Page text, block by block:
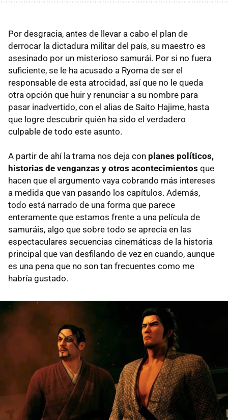
Por desgracia, antes de llevar a cabo el plan de
derrocar la dictadura militar del país, su maestro es
asesinado por un misterioso samurái. Por si no fuera
suficiente, se le ha acusado a Ryoma de ser el
responsable de esta atrocidad, así que no le queda
otra opción que huir y renunciar a su nombre para
pasar inadvertido, con el alias de Saito Hajime, hasta
que logre descubrir quién ha sido el verdadero
culpable de todo este asunto.
A partir de ahí la trama nos deja con planes políticos,
historias de venganzas y otros acontecimientos que
hacen que el argumento vaya cobrando más intereses
a medida que van pasando los capítulos. Además,
todo está narrado de una forma que parece
enteramente que estamos frente a una película de
samuráis, algo que sobre todo se aprecia en las
espectaculares secuencias cinemáticas de la historia
principal que van desfilando de vez en cuando, aunque
es una pena que no son tan frecuentes como me
habría gustado.